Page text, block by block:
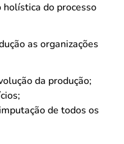
do processo
as organizações
da produção;
de todos os